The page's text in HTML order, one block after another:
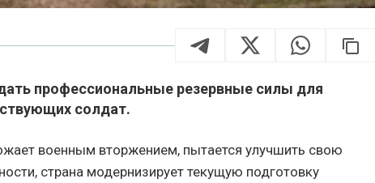
профессиональные резервные силы для
солдат.
военным вторжением, пытается улучшить свою
страна модернизирует текущую подготовку